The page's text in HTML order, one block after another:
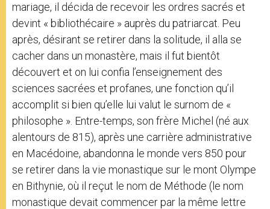
mariage, il décida de recevoir les ordres sacrés et
devint « bibliothécaire » auprès du patriarcat. Peu
après, désirant se retirer dans la solitude, il alla se
cacher dans un monastère, mais il fut bientôt
découvert et on lui confia l’enseignement des
sciences sacrées et profanes, une fonction qu’il
accomplit si bien qu’elle lui valut le surnom de «
philosophe ». Entre-temps, son frère Michel (né aux
alentours de 815), après une carrière administrative
en Macédoine, abandonna le monde vers 850 pour
se retirer dans la vie monastique sur le mont Olympe
en Bithynie, où il reçut le nom de Méthode (le nom
monastique devait commencer par la même lettre